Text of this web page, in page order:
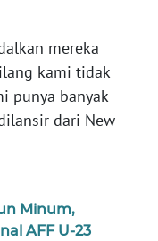
mereka
kami tidak
punya banyak
dari New
Minum,
AFF U-23